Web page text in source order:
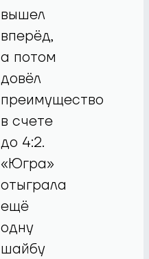
вышел
вперёд,
а потом
довёл
преимущество
в счете
до 4:2.
«Югра»
отыграла
ещё
одну
шайбу